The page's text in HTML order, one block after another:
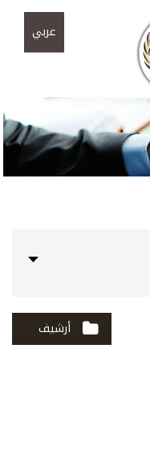
عربي
أرشيف